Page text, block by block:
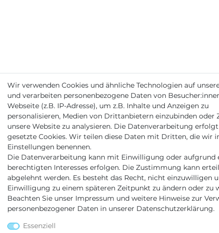
Wir verwenden Cookies und ähnliche Technologien auf
und verarbeiten personenbezogene Daten von
Webseite (z.B. IP-Adresse), um z.B. Inhalte und Anzeigen zu
personalisieren, Medien von Drittanbietern einzubinden oder
unsere Website zu analysieren. Die Datenverarbeitung
gesetzte Cookies. Wir teilen diese Daten mit Dritten, die wir
Einstellungen benennen.
Die Datenverarbeitung kann mit Einwilligung oder aufgrund
berechtigten Interesses erfolgen. Die Zustimmung kann
abgelehnt werden. Es besteht das Recht, nicht einzuwilligen
Einwilligung zu einem späteren Zeitpunkt zu ändern oder zu
Beachten Sie unser Impressum und weitere Hinweise zur
personenbezogener Daten in unserer Daten­schutz­erklärung.
Essenziell